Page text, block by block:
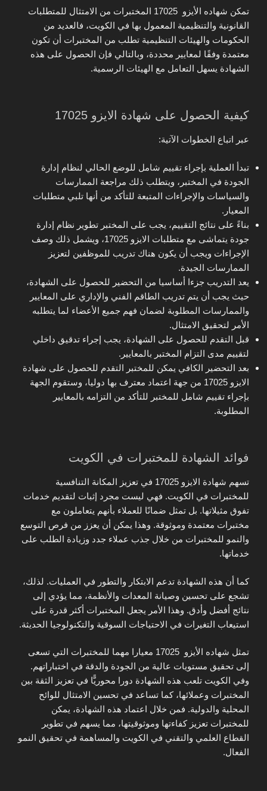
تمكن شهاده الأيزو 17025 المختبرات من الامتثال للمتطلبات
القانونية والتنظيمية المعمول بها في الكويت، فالعديد من
الحكومات والهيئات التنظيمية تطلب من المختبرات أن تكون
معتمدة وفقًا لمعايير محددة، وبالتالي فإن الحصول على هذه
الشهادة يسهل التعامل مع الهيئات الرسمية.
كيفية الحصول على شهادة الايزو 17025
عبر اتباع الخطوات الآتية:
تبدأ العملية بإجراء تقييم شامل للوضع الحالي لنظام إدارة
الجودة في المختبر، ويتطلب ذلك مراجعة الممارسات
والسياسات والإجراءات المتبعة للتأكد من أنها تلبي متطلبات
المعيار.
بناءً على نتائج التقييم، يجب على المختبر تطوير نظام إدارة
جودة يتماشى مع متطلبات الايزو 17025، ويشمل ذلك وصف
الإجراءات ويجب أن يكون هناك تدريب للموظفين لتعزيز
الممارسات الجيدة.
يعد التدريب جزءا أساسيا من التحضير للحصول على الشهادة،
حيث يجب أن يتم تدريب الطاقم الفني والإداري على المعايير
والممارسات المطلوبة لضمان فهم جميع الأعضاء لما يتطلبه
الأمر لتحقيق الامتثال.
قبل التقدم للحصول على الشهادة، يجب إجراء تدقيق داخلي
لتقييم مدى التزام المختبر بالمعايير.
بعد التحضير الكافي يمكن للمختبر التقدم للحصول على شهادة
الايزو 17025 من جهة اعتماد معترف بها دوليا، وستقوم الجهة
بإجراء تقييم شامل للمختبر للتأكد من التزامه بالمعايير
المطلوبة.
فوائد الشهادة للمختبرات في الكويت
تسهم شهادة الايزو 17025 في تعزيز المكانة التنافسية
للمختبرات في الكويت. فهي ليست مجرد إثبات لتقديم خدمات
تفوق مثيلاتها. بل تمثل ضمانًا للعملاء بأنهم يتعاملون مع
مختبرات معتمدة وموثوقة. وهذا يمكن أن يعزز من فرص التوسع
والنمو للمختبرات من خلال جذب عملاء جدد وزيادة الطلب على
خدماتها.
كما أن هذه الشهادة تدعم الابتكار والتطور في العمليات. لذلك،
تشجع على تحسين وصيانة المعدات والأنظمة، مما يؤدي إلى
نتائج أفضل وأدق. وهذا الأمر يجعل المختبرات أكثر قدرة على
استيعاب التغيرات في الاحتياجات السوقية والتكنولوجيا الحديثة.
تمثل شهاده الأيزو 17025 معيارا مهما للمختبرات التي تسعى
إلى تحقيق مستويات عالية من الجودة والدقة في اختباراتهم.
وفي الكويت تلعب هذه الشهادة دورا محوريًّا في تعزيز الثقة بين
المختبرات وعملائها، كما تساعد في تحسين الامتثال للوائح
المحلية والدولية. فمن خلال اعتماد هذه الشهادة، يمكن
للمختبرات تعزيز كفاءتها وموثوقيتها، مما يسهم في تطوير
القطاع العلمي والتقني في الكويت والمساهمة في تحقيق النمو
الفعال.